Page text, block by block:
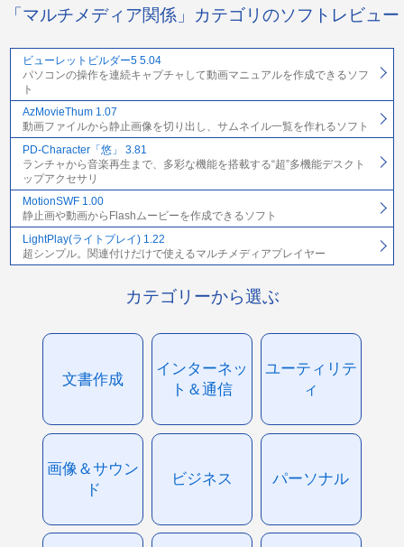
「マルチメディア関係」カテゴリのソフトレビュー
ビューレットビルダー5 5.04
パソコンの操作を連続キャプチャして動画マニュアルを作成できるソフ
ト
AzMovieThum 1.07
動画ファイルから静止画像を切り出し、サムネイル一覧を作れるソフト
PD-Character「悠」 3.81
ランチャから音楽再生まで、多彩な機能を搭載する“超”多機能デスクト
ップアクセサリ
MotionSWF 1.00
静止画や動画からFlashムービーを作成できるソフト
LightPlay(ライトプレイ) 1.22
超シンプル。関連付けだけで使えるマルチメディアプレイヤー
カテゴリーから選ぶ
文書作成
インターネッ
ト＆通信
ユーティリテ
ィ
画像＆サウン
ド
ビジネス パーソナル